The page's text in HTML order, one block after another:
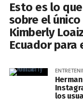
Esto es lo
sobre el
Kimberly
Ecuador para
los